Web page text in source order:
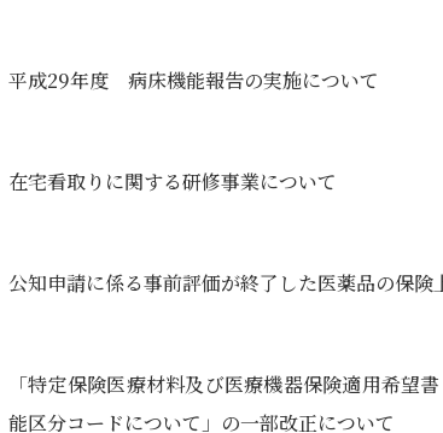
平成29年度 病床機能報告の実施について
在宅看取りに関する研修事業について
公知申請に係る事前評価が終了した医薬品の保険
「特定保険医療材料及び医療機器保険適用希望
能区分コードについて」の一部改正について